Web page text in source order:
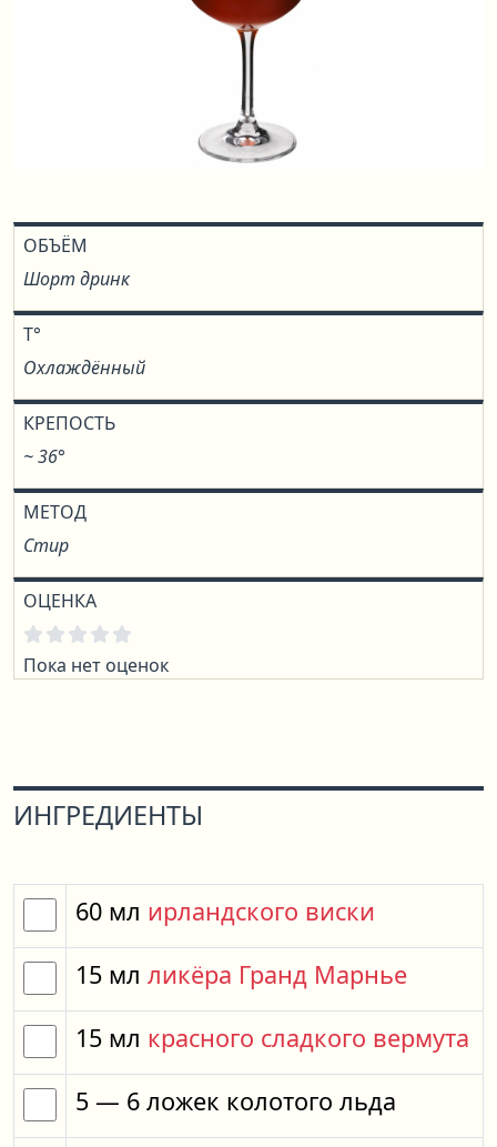
ОБЪЁМ
Шорт дринк
T°
Охлаждённый
КРЕПОСТЬ
~ 36°
МЕТОД
Стир
ОЦЕНКА
Пока нет оценок
ИНГРЕДИЕНТЫ
60 мл ирландского виски
15 мл ликёра Гранд Марнье
15 мл красного сладкого вермута
5 — 6 ложек колотого льда